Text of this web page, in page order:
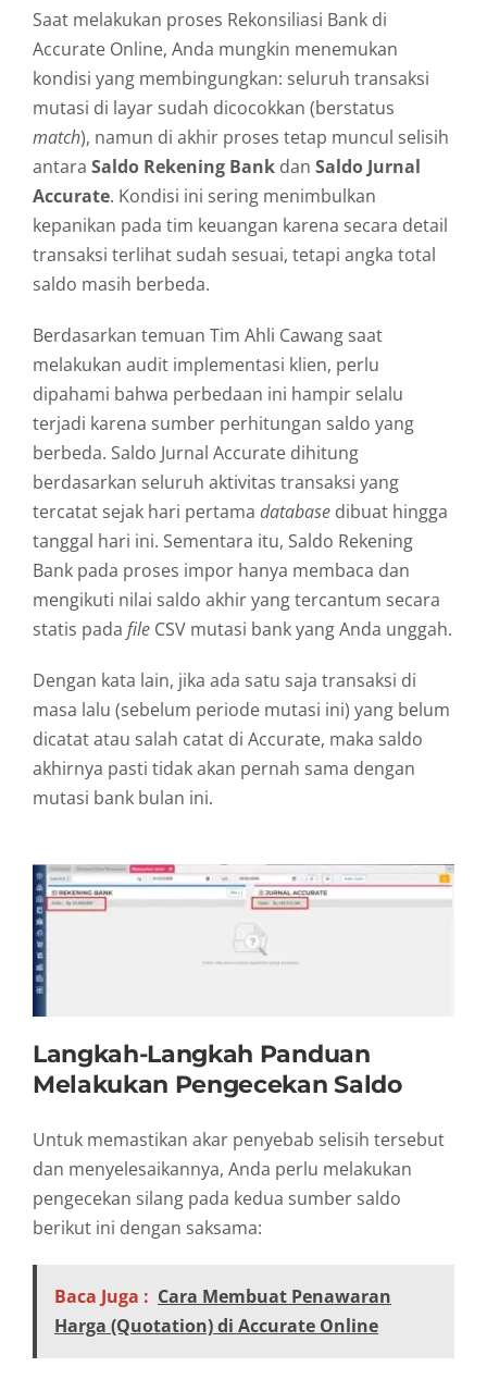
Saat melakukan proses Rekonsiliasi Bank di
Accurate Online, Anda mungkin menemukan
kondisi yang membingungkan: seluruh transaksi
mutasi di layar sudah dicocokkan (berstatus
match), namun di akhir proses tetap muncul selisih
antara Saldo Rekening Bank dan Saldo Jurnal
Accurate. Kondisi ini sering menimbulkan
kepanikan pada tim keuangan karena secara detail
transaksi terlihat sudah sesuai, tetapi angka total
saldo masih berbeda.
Berdasarkan temuan Tim Ahli Cawang saat
melakukan audit implementasi klien, perlu
dipahami bahwa perbedaan ini hampir selalu
terjadi karena sumber perhitungan saldo yang
berbeda. Saldo Jurnal Accurate dihitung
berdasarkan seluruh aktivitas transaksi yang
tercatat sejak hari pertama database dibuat hingga
tanggal hari ini. Sementara itu, Saldo Rekening
Bank pada proses impor hanya membaca dan
mengikuti nilai saldo akhir yang tercantum secara
statis pada file CSV mutasi bank yang Anda unggah.
Dengan kata lain, jika ada satu saja transaksi di
masa lalu (sebelum periode mutasi ini) yang belum
dicatat atau salah catat di Accurate, maka saldo
akhirnya pasti tidak akan pernah sama dengan
mutasi bank bulan ini.
Langkah-Langkah Panduan
Melakukan Pengecekan Saldo
Untuk memastikan akar penyebab selisih tersebut
dan menyelesaikannya, Anda perlu melakukan
pengecekan silang pada kedua sumber saldo
berikut ini dengan saksama:
Baca Juga : Cara Membuat Penawaran
Harga (Quotation) di Accurate Online